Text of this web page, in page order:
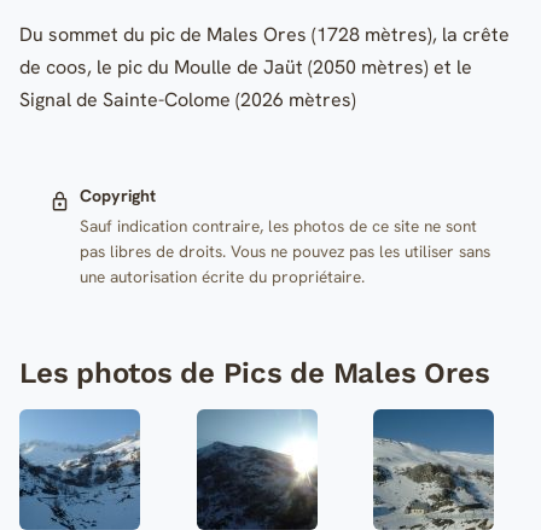
Du sommet du pic de Males Ores (1728 mètres), la crête
de coos, le pic du Moulle de Jaüt (2050 mètres) et le
Signal de Sainte-Colome (2026 mètres)
Copyright
Sauf indication contraire, les photos de ce site ne sont
pas libres de droits. Vous ne pouvez pas les utiliser sans
une autorisation écrite du propriétaire.
Les photos de Pics de Males Ores